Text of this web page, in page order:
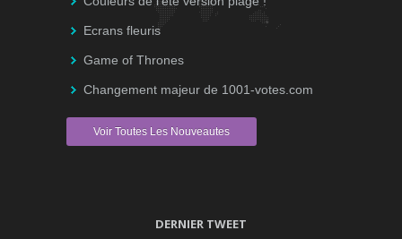
Ecrans fleuris
Game of Thrones
Changement majeur de 1001-votes.com
Voir Toutes Les Nouveautes
DERNIER TWEET